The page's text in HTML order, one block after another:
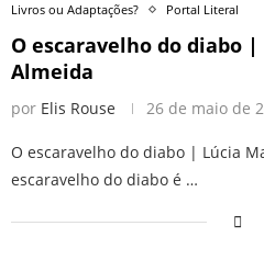
Livros ou Adaptações? Portal Literal
O escaravelho do diabo
Almeida
por Elis Rouse 26 de maio de
O escaravelho do diabo | Lúcia
escaravelho do diabo é …